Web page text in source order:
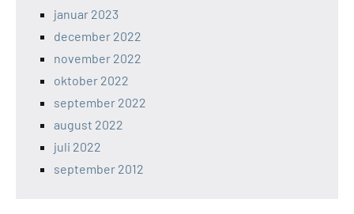
januar 2023
december 2022
november 2022
oktober 2022
september 2022
august 2022
juli 2022
september 2012